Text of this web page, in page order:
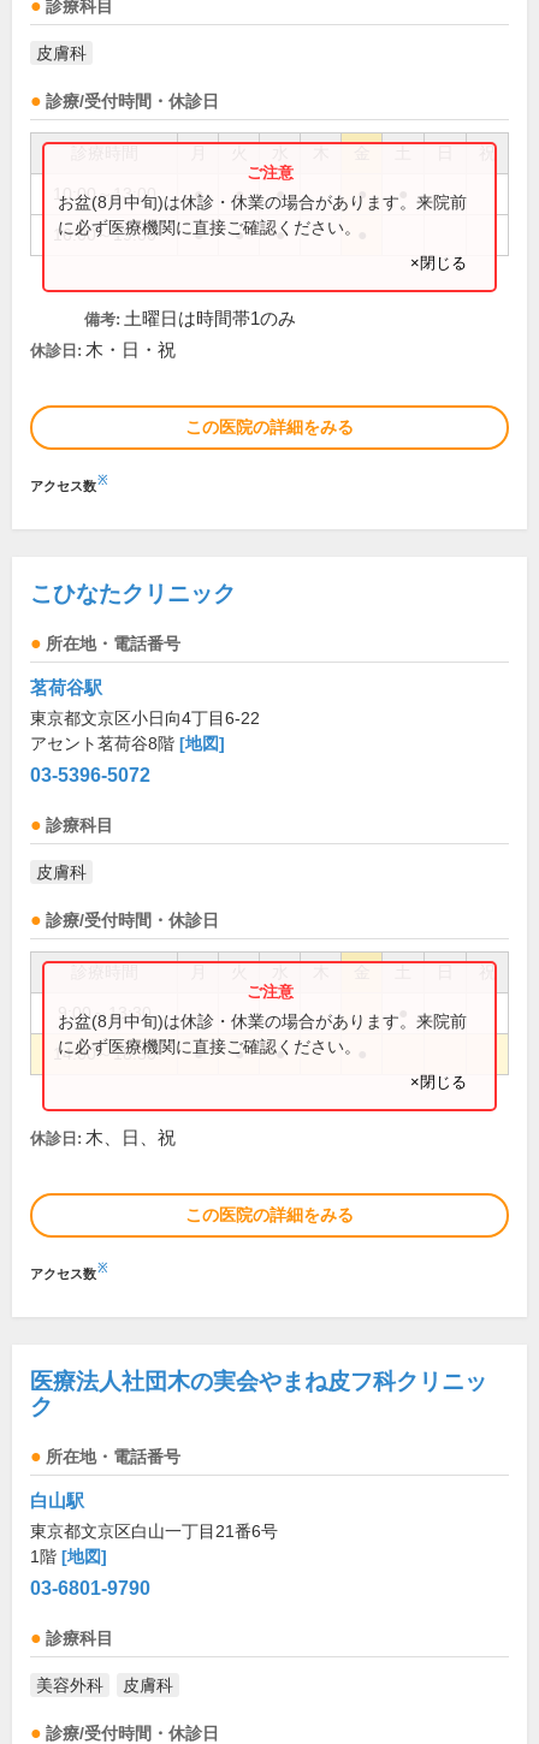
診療科目
皮膚科
診療/受付時間・休診日
祝
10:00～13:00 ● ● ● ●
16:00～19:00 ● ● ●
お盆(8月中旬)は休診・休業の場合があります。来院前
に必ず医療機関に直接ご確認ください。
×閉じる
備考: 土曜日は時間帯1のみ
休診日: 木・日・祝
この医院の詳細をみる
アクセス数※
こひなたクリニック
所在地・電話番号
茗荷谷駅
東京都文京区小日向4丁目6-22
アセント茗荷谷8階 [地図]
03-5396-5072
診療科目
皮膚科
診療/受付時間・休診日
祝
9:00～13:30
14:00～18:30 ● ● ●
お盆(8月中旬)は休診・休業の場合があります。来院前
に必ず医療機関に直接ご確認ください。
×閉じる
休診日: 木、日、祝
この医院の詳細をみる
アクセス数※
医療法人社団木の実会やまね皮フ科クリニッ
ク
所在地・電話番号
白山駅
東京都文京区白山一丁目21番6号
1階 [地図]
03-6801-9790
診療科目
美容外科 皮膚科
診療/受付時間・休診日